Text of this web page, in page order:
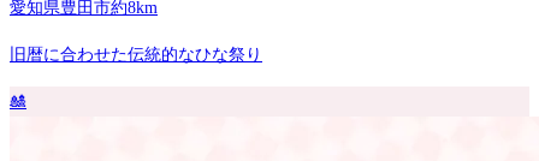
愛知県豊田市約8km
旧暦に合わせた伝統的なひな祭り
🎎